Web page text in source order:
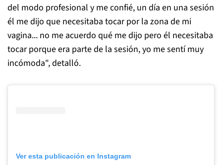
del modo profesional y me confié, un día en una sesión
él me dijo que necesitaba tocar por la zona de mi
vagina... no me acuerdo qué me dijo pero él necesitaba
tocar porque era parte de la sesión, yo me sentí muy
incómoda", detalló.
Ver esta publicación en Instagram